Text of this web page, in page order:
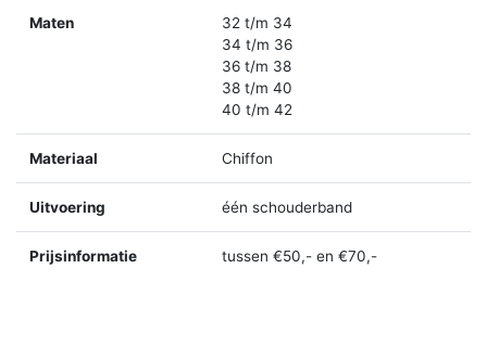
Maten
32 t/m 34
34 t/m 36
36 t/m 38
38 t/m 40
40 t/m 42
Materiaal Chiffon
Uitvoering één schouderband
Prijsinformatie tussen €50,- en €70,-